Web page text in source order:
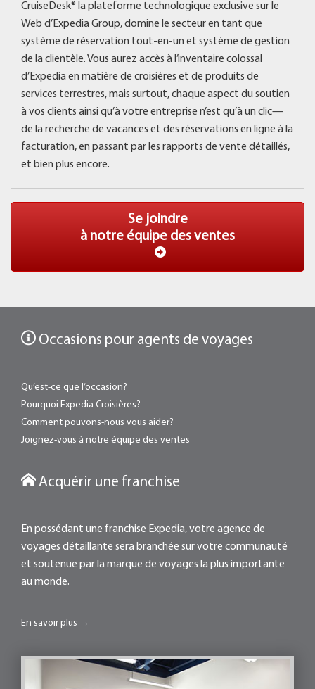
CruiseDesk® la plateforme technologique exclusive sur le
Web d’Expedia Group, domine le secteur en tant que
système de réservation tout-en-un et système de gestion
de la clientèle. Vous aurez accès à l’inventaire colossal
d’Expedia en matière de croisières et de produits de
services terrestres, mais surtout, chaque aspect du soutien
à vos clients ainsi qu’à votre entreprise n’est qu’à un clic—
de la recherche de vacances et des réservations en ligne à la
facturation, en passant par les rapports de vente détaillés,
et bien plus encore.
Se joindre
à notre équipe des ventes
Occasions pour agents de voyages
Qu’est-ce que l’occasion?
Pourquoi Expedia Croisières?
Comment pouvons-nous vous aider?
Joignez-vous à notre équipe des ventes
Acquérir une franchise
En possédant une franchise Expedia, votre agence de
voyages détaillante sera branchée sur votre communauté
et soutenue par la marque de voyages la plus importante
au monde.
En savoir plus →